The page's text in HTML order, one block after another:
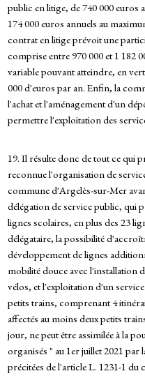
public en litige, de 740 000
174 000 euros annuels au
contrat en litige prévoit une
comprise entre 970 000 et 1 182
variable pouvant atteindre, en
000 d'euros par an. Enfin, la
l'achat et l'aménagement d'un
permettre l'exploitation des
19. Il résulte donc de tout ce qui
reconnue l'organisation de
commune d'Argelès-sur-Mer
délégation de service public, qui
lignes scolaires, en plus des 23
délégataire, la possibilité
développement de lignes
mobilité douce avec l'installation
vélos, et l'exploitation d'un
petits trains, comprenant 4
affectés au moins deux petits
jour, ne peut être assimilée à la
organisés " au 1er juillet 2021
précitées de l'article L. 1231-1 du